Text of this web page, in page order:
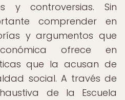
y controversias. Sin
comprender en
y argumentos que
ofrece en
que la acusan de
social. A través de
de la Escuela